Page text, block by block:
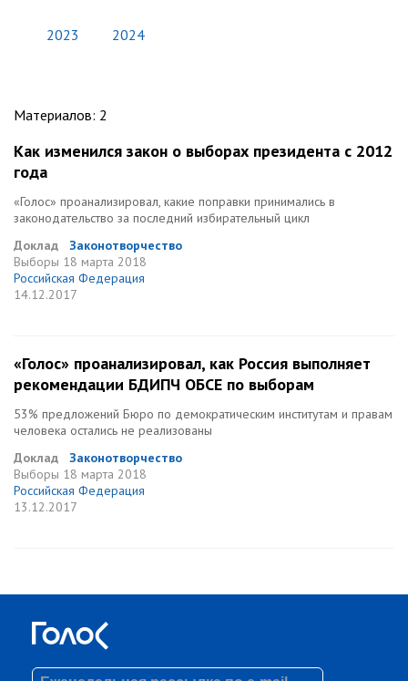
2023 2024
Материалов: 2
Как изменился закон о выборах президента с 2012
года
«Голос» проанализировал, какие поправки принимались в
законодательство за последний избирательный цикл
Доклад
Законотворчество
Выборы 18 марта 2018
Российская Федерация
14.12.2017
«Голос» проанализировал, как Россия выполняет
рекомендации БДИПЧ ОБСЕ по выборам
53% предложений Бюро по демократическим институтам и правам
человека остались не реализованы
Доклад
Законотворчество
Выборы 18 марта 2018
Российская Федерация
13.12.2017